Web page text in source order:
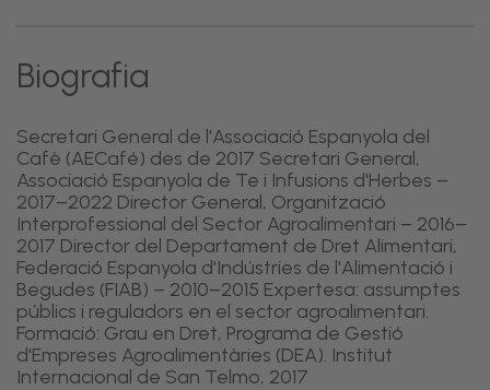
Biografia
Secretari General de l'Associació Espanyola del
Cafè (AECafé) des de 2017 Secretari General,
Associació Espanyola de Te i Infusions d'Herbes –
2017–2022 Director General, Organització
Interprofessional del Sector Agroalimentari – 2016–
2017 Director del Departament de Dret Alimentari,
Federació Espanyola d'Indústries de l'Alimentació i
Begudes (FIAB) – 2010–2015 Expertesa: assumptes
públics i reguladors en el sector agroalimentari.
Formació: Grau en Dret, Programa de Gestió
d'Empreses Agroalimentàries (DEA). Institut
Internacional de San Telmo, 2017